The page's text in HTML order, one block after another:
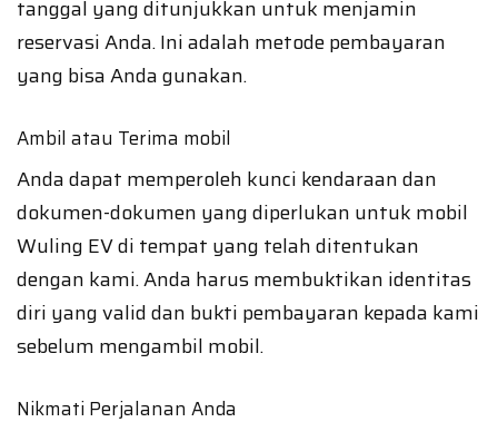
tanggal yang ditunjukkan untuk menjamin
reservasi Anda. Ini adalah metode pembayaran
yang bisa Anda gunakan.
Ambil atau Terima mobil
Anda dapat memperoleh kunci kendaraan dan
dokumen-dokumen yang diperlukan untuk mobil
Wuling EV di tempat yang telah ditentukan
dengan kami. Anda harus membuktikan identitas
diri yang valid dan bukti pembayaran kepada kami
sebelum mengambil mobil.
Nikmati Perjalanan Anda